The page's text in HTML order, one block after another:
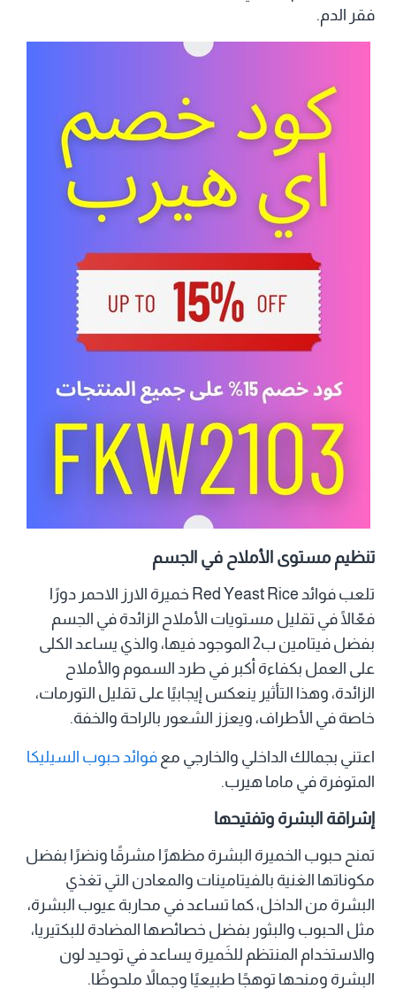
فقر الدم.
تنظيم مستوى الأملاح في الجسم
تلعب فوائد Red Yeast Rice خميرة الارز الاحمر دورًا
فعّالًا في تقليل مستويات الأملاح الزائدة في الجسم
بفضل فيتامين ب2 الموجود فيها، والذي يساعد الكلى
على العمل بكفاءة أكبر في طرد السموم والأملاح
الزائدة، وهذا التأثير ينعكس إيجابيًا على تقليل التورمات،
خاصة في الأطراف، ويعزز الشعور بالراحة والخفة.
اعتني بجمالك الداخلي والخارجي مع فوائد حبوب السيليكا
المتوفرة في ماما هيرب.
إشراقة البشرة وتفتيحها
تمنح حبوب الخميرة البشرة مظهرًا مشرقًا ونضرًا بفضل
مكوناتها الغنية بالفيتامينات والمعادن التي تغذي
البشرة من الداخل، كما تساعد في محاربة عيوب البشرة،
مثل الحبوب والبثور بفضل خصائصها المضادة للبكتيريا،
والاستخدام المنتظم للخَميرة يساعد في توحيد لون
البشرة ومنحها توهجًا طبيعيًا وجمالاً ملحوظًا.